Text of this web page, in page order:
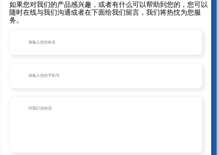
如果您对我们的产品感兴趣，或者有什么可以帮助到您的，您可以
随时在线与我们沟通或者在下面给我们留言，我们将热忱为您服
务。